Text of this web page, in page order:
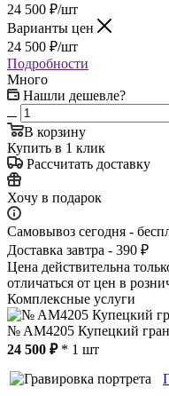
24 500 ₽/шт
Варианты цен
24 500 ₽/шт
Подробности
Много
Нашли дешевле?
В корзину
Купить в 1 клик
Рассчитать доставку
Хочу в подарок
Самовывоз сегодня -
Доставка завтра - 390 ₽
Цена действительна
отличаться от цен в
Комплексные услуги
№ AM4205 Купецкий
24 500 ₽* 1 шт